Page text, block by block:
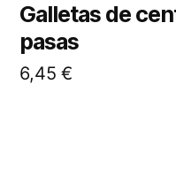
Galletas de
pasas
6,45€